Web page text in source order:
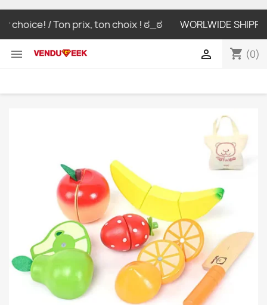
/ Ton prix, ton choix ! ಠ_ಠ WORLWIDE
 shopping_cart (0)
